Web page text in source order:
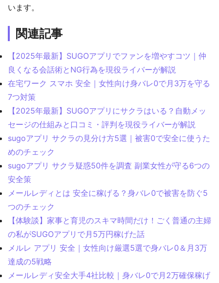
います。
関連記事
【2025年最新】SUGOアプリでファンを増やすコツ｜仲
良くなる会話術とNG行為を現役ライバーが解説
在宅ワーク スマホ 安全｜女性向け身バレ0で月3万を守る
7つ対策
【2025年最新】SUGOアプリにサクラはいる？自動メッ
セージの仕組みと口コミ・評判を現役ライバーが解説
sugoアプリ サクラの見分け方5選｜被害0で安全に使うた
めのチェック
sugoアプリ サクラ疑惑50件を調査 副業女性が守る6つの
安全策
メールレディとは 安全に稼げる？身バレ0で被害を防ぐ5
つのチェック
【体験談】家事と育児のスキマ時間だけ！ごく普通の主婦
の私がSUGOアプリで月5万円稼げた話
メルレ アプリ 安全｜女性向け厳選5選で身バレ0＆月3万
達成の5戦略
メールレディ安全大手4社比較｜身バレ0で月2万確保稼げ